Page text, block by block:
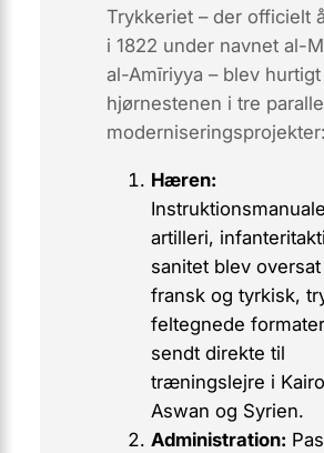
Trykkeriet – der officielt
i 1822 under navnet al-
al-Amīriyya – blev hurtigt
hjørnestenen i tre
moderniserings­projekter:
Hæren:
artilleri,
sanitet blev
fransk og tyrkisk,
feltegnede
sendt direkte til
træningslejre i
Aswan og Syrien.
Administration: